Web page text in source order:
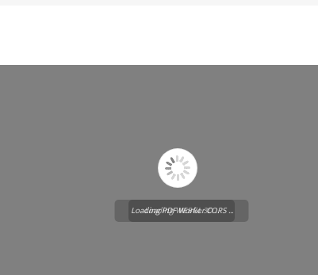
Loading WEBGL 3D ...
Loading PDF Worker CORS ...